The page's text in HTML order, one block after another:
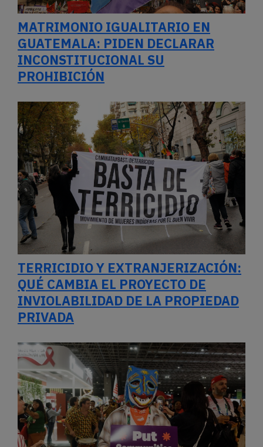
MATRIMONIO IGUALITARIO EN
GUATEMALA: PIDEN DECLARAR
INCONSTITUCIONAL SU
PROHIBICIÓN
TERRICIDIO Y EXTRANJERIZACIÓN:
QUÉ CAMBIA EL PROYECTO DE
INVIOLABILIDAD DE LA PROPIEDAD
PRIVADA